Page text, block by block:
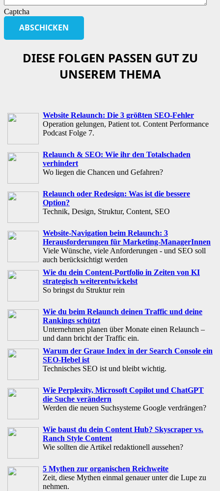
Captcha
DIESE FOLGEN PASSEN GUT ZU
UNSEREM THEMA
Website Relaunch: Die 3 größten SEO-Fehler
Operation gelungen, Patient tot. Content Performance
Podcast Folge 7.
Relaunch & SEO: Wie ihr den Totalschaden
verhindert
Wo liegen die Chancen und Gefahren?
Relaunch oder Redesign: Was ist die bessere
Option?
Technik, Design, Struktur, Content, SEO
Website-Navigation beim Relaunch: 3
Herausforderungen für Marketing-ManagerInnen
Viele Wünsche, viele Anforderungen - und SEO soll
auch berücksichtigt werden
Wie du dein Content-Portfolio in Zeiten von KI
strategisch weiterentwickelst
So bringst du Struktur rein
Wie du beim Relaunch deinen Traffic und deine
Rankings schützt
Unternehmen planen über Monate einen Relaunch –
und dann bricht der Traffic ein.
Warum der Graue Index in der Search Console ein
SEO-Hebel ist
Technisches SEO ist und bleibt wichtig.
Wie Perplexity, Microsoft Copilot und ChatGPT
die Suche verändern
Werden die neuen Suchsysteme Google verdrängen?
Wie baust du dein Content Hub? Skyscraper vs.
Ranch Style Content
Wie sollten die Artikel redaktionell aussehen?
5 Mythen zur organischen Reichweite
Zeit, diese Mythen einmal genauer unter die Lupe zu
nehmen.